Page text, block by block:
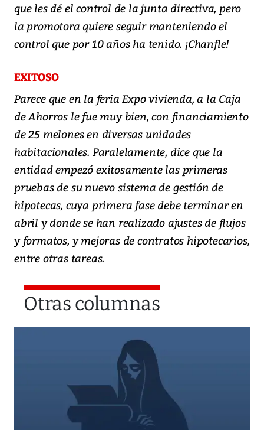
que les dé el control de la junta directiva, pero
la promotora quiere seguir manteniendo el
control que por 10 años ha tenido. ¡Chanfle!
EXITOSO
Parece que en la feria Expo vivienda, a la Caja
de Ahorros le fue muy bien, con financiamiento
de 25 melones en diversas unidades
habitacionales. Paralelamente, dice que la
entidad empezó exitosamente las primeras
pruebas de su nuevo sistema de gestión de
hipotecas, cuya primera fase debe terminar en
abril y donde se han realizado ajustes de flujos
y formatos, y mejoras de contratos hipotecarios,
entre otras tareas.
Otras columnas